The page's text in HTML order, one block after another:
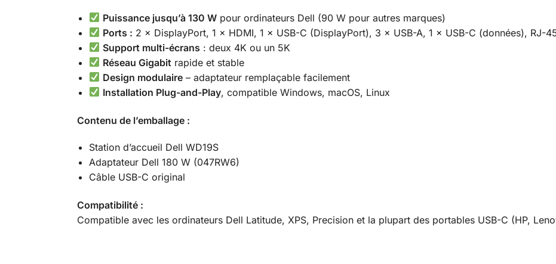
Puissance jusqu’à 130 W pour ordinateurs Dell (90 W pour autres marques)
Ports : 2 × DisplayPort, 1 × HDMI, 1 × USB-C (DisplayPort), 3 × USB-A, 1 × USB-C (données), RJ-
Support multi-écrans : deux 4K ou un 5K
Réseau Gigabit rapide et stable
Design modulaire – adaptateur remplaçable facilement
Installation Plug-and-Play, compatible Windows, macOS, Linux
Contenu de l’emballage :
Station d’accueil Dell WD19S
Adaptateur Dell 180 W (047RW6)
Câble USB-C original
Compatibilité :
Compatible avec les ordinateurs Dell Latitude, XPS, Precision et la plupart des portables USB-C (HP,